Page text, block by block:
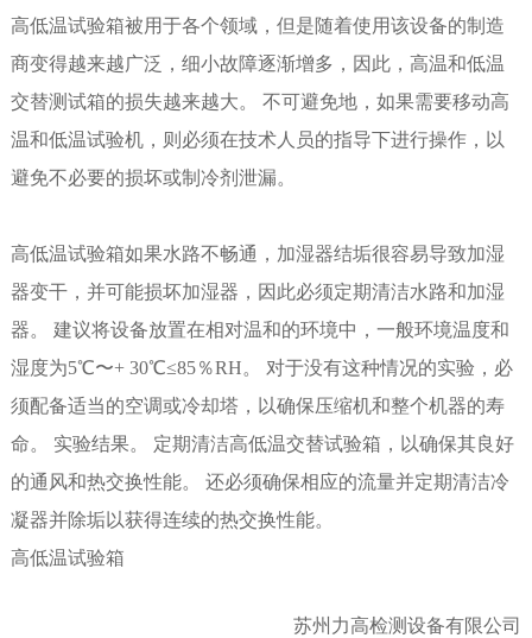
高低温试验箱被用于各个领域，但是随着使用该设备的制造
商变得越来越广泛，细小故障逐渐增多，因此，高温和低温
交替测试箱的损失越来越大。 不可避免地，如果需要移动高
温和低温试验机，则必须在技术人员的指导下进行操作，以
避免不必要的损坏或制冷剂泄漏。
高低温试验箱如果水路不畅通，加湿器结垢很容易导致加湿
器变干，并可能损坏加湿器，因此必须定期清洁水路和加湿
器。 建议将设备放置在相对温和的环境中，一般环境温度和
湿度为5℃〜+ 30℃≤85％RH。 对于没有这种情况的实验，必
须配备适当的空调或冷却塔，以确保压缩机和整个机器的寿
命。 实验结果。 定期清洁高低温交替试验箱，以确保其良好
的通风和热交换性能。 还必须确保相应的流量并定期清洁冷
凝器并除垢以获得连续的热交换性能。
高低温试验箱
苏州力高检测设备有限公司